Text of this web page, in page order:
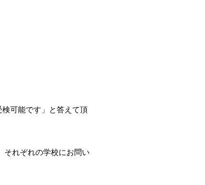
可能です」と答えて頂
それぞれの学校にお問い